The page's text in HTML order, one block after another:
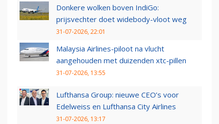
Donkere wolken boven IndiGo:
prijsvechter doet widebody-vloot weg
31-07-2026, 22:01
Malaysia Airlines-piloot na vlucht
aangehouden met duizenden xtc-pillen
31-07-2026, 13:55
Lufthansa Group: nieuwe CEO’s voor
Edelweiss en Lufthansa City Airlines
31-07-2026, 13:17